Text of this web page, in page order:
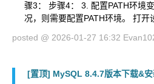
骤3： 步骤4： 3. 配置PATH环境
况，则需要配置PATH环境。 打
posted @ 2026-01-27 16:32
[置顶] MySQL 8.4.7版本下载&